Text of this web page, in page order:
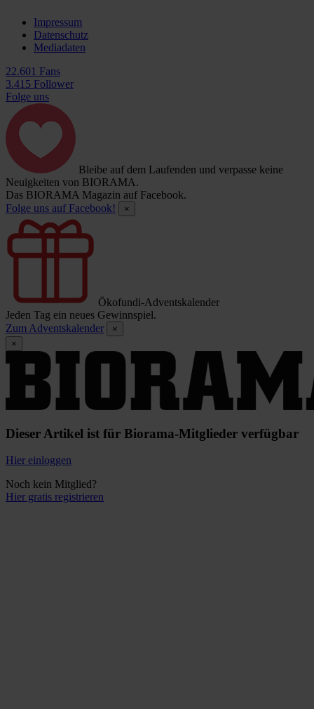
Impressum
Datenschutz
Mediadaten
22.601 Fans
3.415 Follower
Folge uns
Bleibe auf dem Laufenden und verpasse keine
Neuigkeiten von BIORAMA.
Das BIORAMA Magazin auf Facebook.
Folge uns auf Facebook!
×
Ökofundi-Adventskalender
Jeden Tag ein neues Gewinnspiel.
Zum Adventskalender
×
×
Dieser Artikel ist für Biorama-Mitglieder verfügbar
Hier einloggen
Noch kein Mitglied?
Hier gratis registrieren